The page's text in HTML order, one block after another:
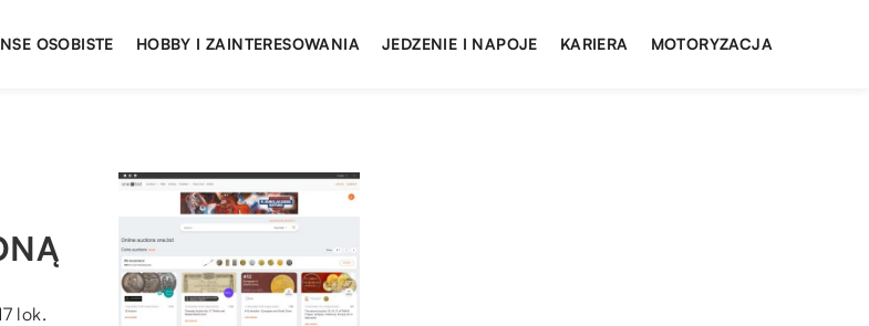
OSOBISTE HOBBY I ZAINTERESOWANIA JEDZENIE I NAPOJE KARIERA MOTORYZACJA
lok.